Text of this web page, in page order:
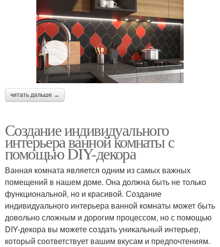
читать дальше →
Создание индивидуального
интерьера ванной комнаты с
помощью DIY-декора
Ванная комната является одним из самых важных
помещений в нашем доме. Она должна быть не только
функциональной, но и красивой. Создание
индивидуального интерьера ванной комнаты может быть
довольно сложным и дорогим процессом, но с помощью
DIY-декора вы можете создать уникальный интерьер,
который соответствует вашим вкусам и предпочтениям.